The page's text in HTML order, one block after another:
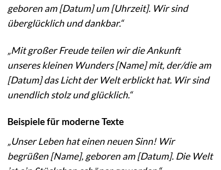
geboren am [Datum] um [Uhrzeit]. Wir sind
überglücklich und dankbar.“
„Mit großer Freude teilen wir die Ankunft
unseres kleinen Wunders [Name] mit, der/die am
[Datum] das Licht der Welt erblickt hat. Wir sind
unendlich stolz und glücklich.“
Beispiele für moderne Texte
„Unser Leben hat einen neuen Sinn! Wir
begrüßen [Name], geboren am [Datum]. Die Welt